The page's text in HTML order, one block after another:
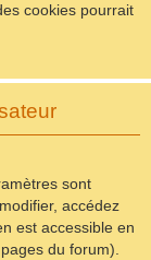
cookies pourrait
sont
accédez
est accessible en
du forum).